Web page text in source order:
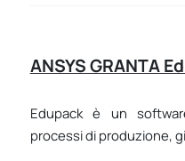
ANSYS GRANTA
Edupack è un
processi di produzione,